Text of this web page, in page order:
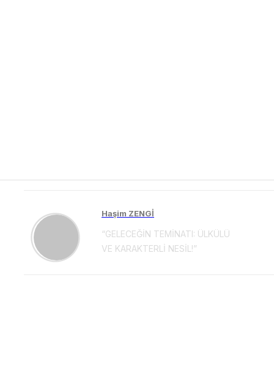
Haşim ZENGİ
“GELECEĞİN TEMİNATI: ÜLKÜLÜ
VE KARAKTERLİ NESİL!”